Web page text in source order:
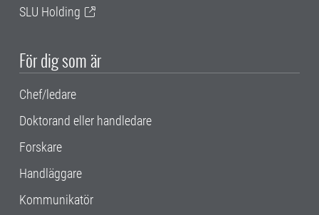
SLU Holding
För dig som är
Chef/ledare
Doktorand eller handledare
Forskare
Handläggare
Kommunikatör